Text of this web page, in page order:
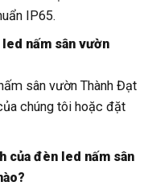
IP65.
nấm sân vườn
sân vườn Thành Đạt
chúng tôi hoặc đặt
của đèn led nấm sân